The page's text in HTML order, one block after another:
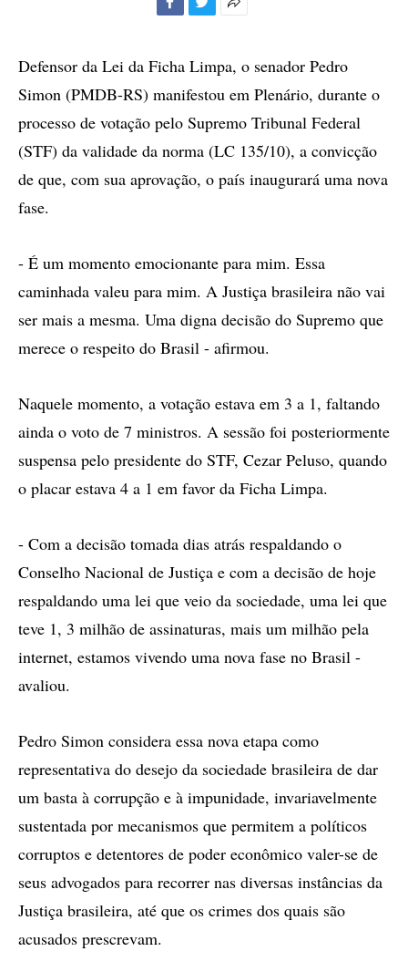
compartilhamento
Defensor da Lei da Ficha Limpa, o senador Pedro
Simon (PMDB-RS) manifestou em Plenário, durante o
processo de votação pelo Supremo Tribunal Federal
(STF) da validade da norma (LC 135/10), a convicção
de que, com sua aprovação, o país inaugurará uma nova
fase.
- É um momento emocionante para mim. Essa
caminhada valeu para mim. A Justiça brasileira não vai
ser mais a mesma. Uma digna decisão do Supremo que
merece o respeito do Brasil - afirmou.
Naquele momento, a votação estava em 3 a 1, faltando
ainda o voto de 7 ministros. A sessão foi posteriormente
suspensa pelo presidente do STF, Cezar Peluso, quando
o placar estava 4 a 1 em favor da Ficha Limpa.
- Com a decisão tomada dias atrás respaldando o
Conselho Nacional de Justiça e com a decisão de hoje
respaldando uma lei que veio da sociedade, uma lei que
teve 1, 3 milhão de assinaturas, mais um milhão pela
internet, estamos vivendo uma nova fase no Brasil -
avaliou.
Pedro Simon considera essa nova etapa como
representativa do desejo da sociedade brasileira de dar
um basta à corrupção e à impunidade, invariavelmente
sustentada por mecanismos que permitem a políticos
corruptos e detentores de poder econômico valer-se de
seus advogados para recorrer nas diversas instâncias da
Justiça brasileira, até que os crimes dos quais são
acusados prescrevam.